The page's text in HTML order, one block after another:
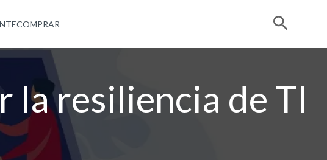
COMPRAR
la resiliencia de TI